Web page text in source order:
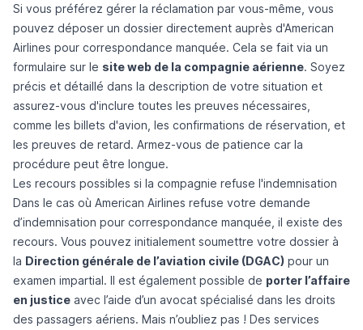
Si vous préférez gérer la réclamation par vous-même, vous
pouvez déposer un dossier directement auprès d'American
Airlines pour correspondance manquée. Cela se fait via un
formulaire sur le site web de la compagnie aérienne. Soyez
précis et détaillé dans la description de votre situation et
assurez-vous d'inclure toutes les preuves nécessaires,
comme les billets d'avion, les confirmations de réservation, et
les preuves de retard. Armez-vous de patience car la
procédure peut être longue.
Les recours possibles si la compagnie refuse l'indemnisation
Dans le cas où American Airlines refuse votre demande
d’indemnisation pour correspondance manquée, il existe des
recours. Vous pouvez initialement soumettre votre dossier à
la Direction générale de l’aviation civile (DGAC) pour un
examen impartial. Il est également possible de porter l’affaire
en justice avec l’aide d’un avocat spécialisé dans les droits
des passagers aériens. Mais n’oubliez pas ! Des services